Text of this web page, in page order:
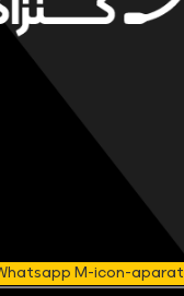
M-icon-aparat